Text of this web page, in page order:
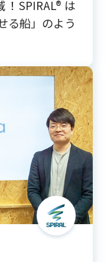
SPIRAL® は
る船」のよう